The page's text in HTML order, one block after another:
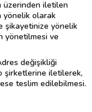
üzerinden iletilen
yönelik olarak
şikayetinize yönelik
yönetilmesi ve
değişikliği
şirketlerine iletilerek,
teslim edilebilmesi.